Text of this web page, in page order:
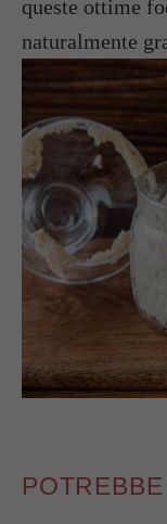
queste ottime
naturalmente